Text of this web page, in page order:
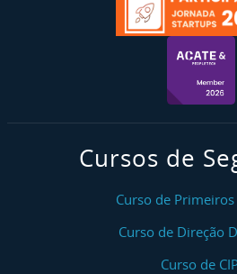
Cursos de
Curso de
Curso de Direção
Curso de